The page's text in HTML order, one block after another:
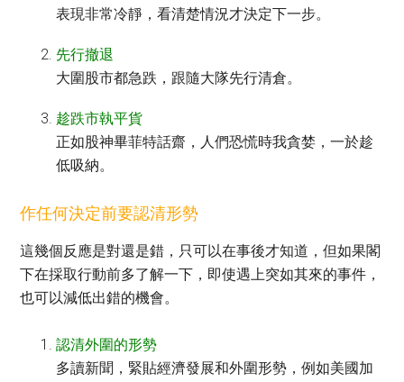
表現非常冷靜，看清楚情況才決定下一步。
先行撤退
大圍股市都急跌，跟隨大隊先行清倉。
趁跌市執平貨
正如股神畢菲特話齋，人們恐慌時我貪婪，一於趁
低吸納。
作任何決定前要認清形勢
這幾個反應是對還是錯，只可以在事後才知道，但如果閣
下在採取行動前多了解一下，即使遇上突如其來的事件，
也可以減低出錯的機會。
認清外圍的形勢
多讀新聞，緊貼經濟發展和外圍形勢，例如美國加